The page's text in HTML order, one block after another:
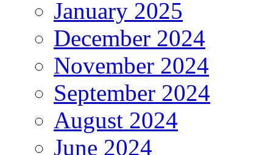
January 2025
December 2024
November 2024
September 2024
August 2024
June 2024